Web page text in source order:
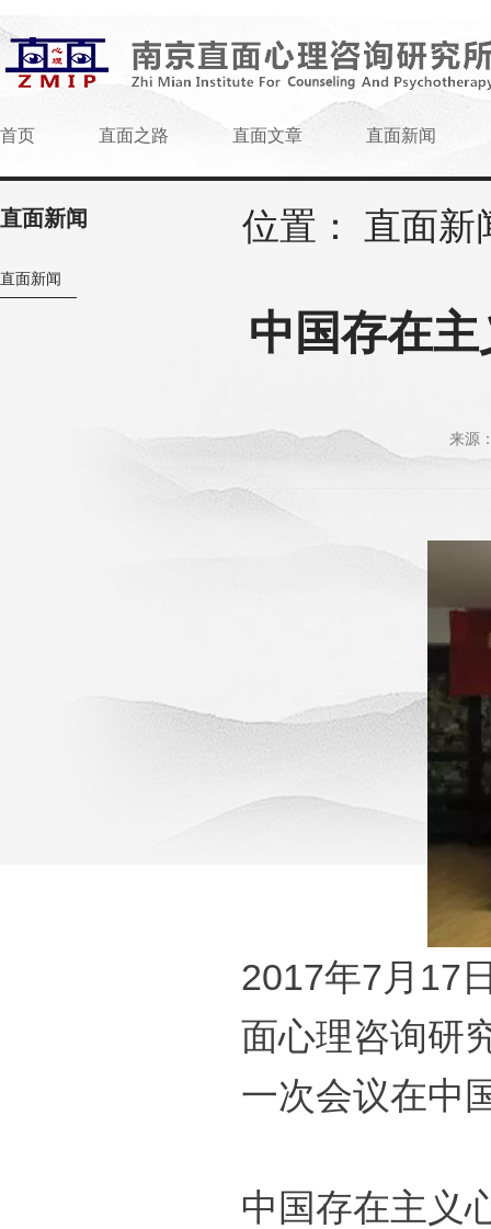
首页 直面之路 直面文章 直面新闻
直面新闻
直面新闻
位置： 直面新
中国存在
来源
2017年7月17
面心理咨询研
一次会议在中
中国存在主义